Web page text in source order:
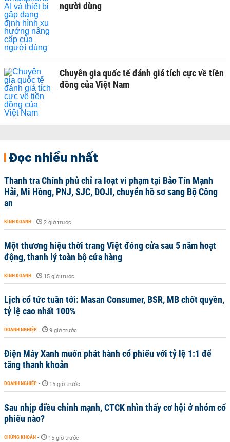
người dùng
Chuyên gia quốc tế đánh giá tích cực về tiền
đồng của Việt Nam
Đọc nhiều nhất
Thanh tra Chính phủ chỉ ra loạt vi phạm tại Bảo Tín Mạnh
Hải, Mi Hồng, PNJ, SJC, DOJI, chuyển hồ sơ sang Bộ Công
an
KINH DOANH - 2 giờ trước
Một thương hiệu thời trang Việt đóng cửa sau 5 năm hoạt
động, thanh lý toàn bộ cửa hàng
KINH DOANH - 15 giờ trước
Lịch cổ tức tuần tới: Masan Consumer, BSR, MB chốt quyền,
tỷ lệ cao nhất 100%
DOANH NGHIỆP - 9 giờ trước
Điện Máy Xanh muốn phát hành cổ phiếu với tỷ lệ 1:1 để
tăng thanh khoản
DOANH NGHIỆP - 15 giờ trước
Sau nhịp điều chỉnh mạnh, CTCK nhìn thấy cơ hội ở nhóm cổ
phiếu nào?
CHỨNG KHOÁN - 15 giờ trước